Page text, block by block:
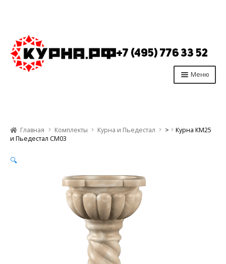
Перейти
к
навигации
Перейти
к
содержимому
+7 (495) 776 33 52
Меню
Производство
Главная Комплекты Курна и Пьедестал >
Курна КМ25
и Пьедестал СМ03
🔍